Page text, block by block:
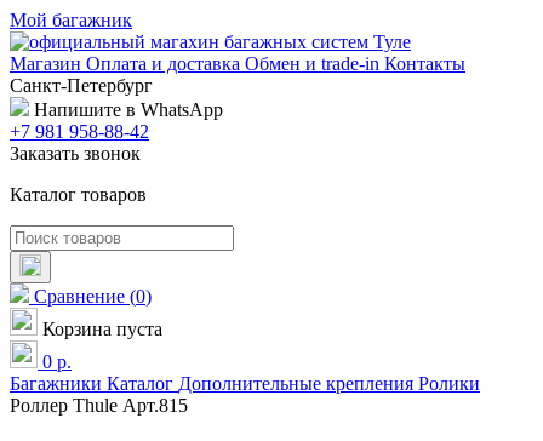
Мой багажник
Магазин Оплата и доставка Обмен и trade-in Контакты
Санкт-Петербург
Напишите в WhatsApp
+7 981 958-88-42
Заказать звонок
Каталог товаров
Сравнение (0)
Корзина пуста
0 р.
Багажники Каталог Дополнительные крепления Ролики
Роллер Thule Арт.815